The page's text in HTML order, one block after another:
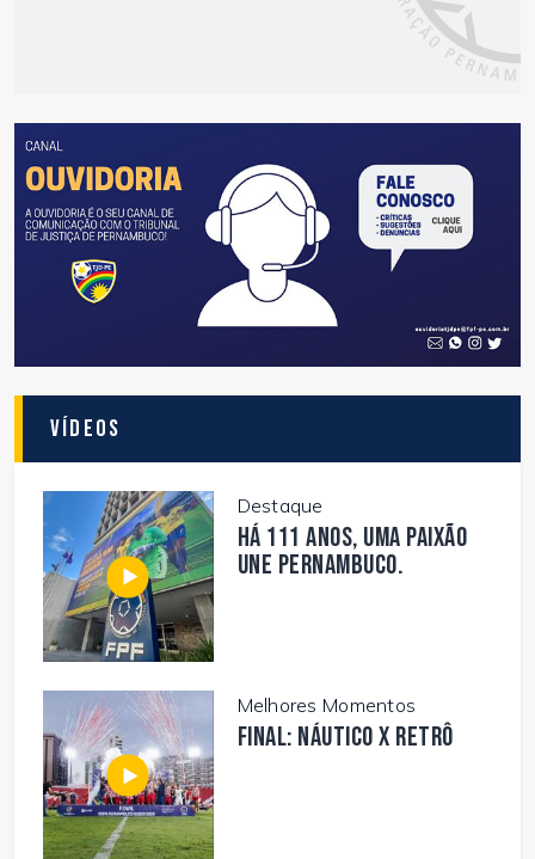
Vídeos
Destaque
Há 111 anos, uma paixão
une Pernambuco.
Melhores Momentos
FINAL: NÁUTICO X RETRÔ